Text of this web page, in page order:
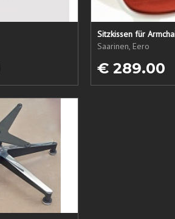
Sitzkissen für
Saarinen, Eero
€ 289.00